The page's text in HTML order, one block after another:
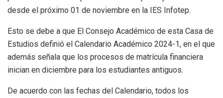
desde el próximo 01 de noviembre en la IES Infotep.
Esto se debe a que El Consejo Académico de esta Casa de
Estudios definió el Calendario Académico 2024-1, en el que
además señala que los procesos de matrícula financiera
inician en diciembre para los estudiantes antiguos.
De acuerdo con las fechas del Calendario, todos los